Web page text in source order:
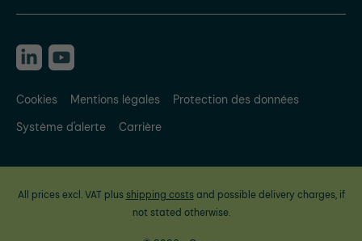
Cookies Mentions légales
Protection des données
Système d'alerte
Carrière
All prices excl. VAT plus shipping costsand possible delivery charges, if
not stated otherwise.